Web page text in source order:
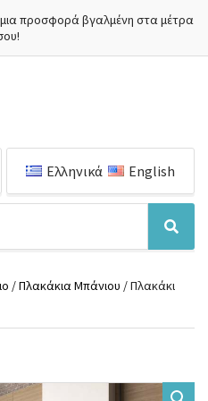
προσφορά βγαλμένη στα μέτρα
Α
ν
ζ
τ
Ελληνικά English
/Πλακάκια Μπάνιου / Πλακάκι